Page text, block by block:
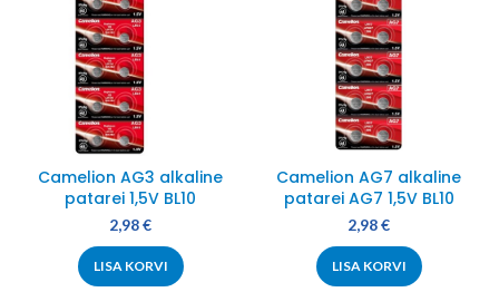
Camelion AG3 alkaline
patarei 1,5V BL10
2,98€
LISA KORVI
Camelion AG7 alkaline
patarei AG7 1,5V BL10
2,98€
LISA KORVI